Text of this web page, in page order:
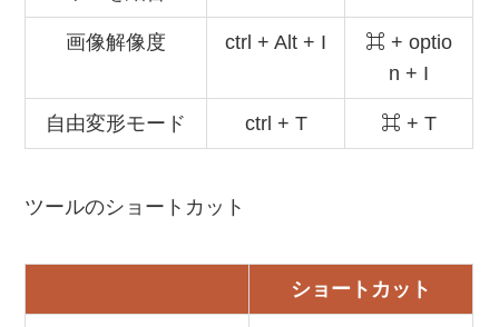
画像解像度 ctrl + Alt + I
⌘ + optio
n + I
自由変形モード ctrl + T ⌘ + T
ツールのショートカット
ショートカット